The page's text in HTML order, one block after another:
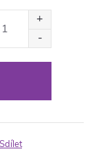
Sdílet